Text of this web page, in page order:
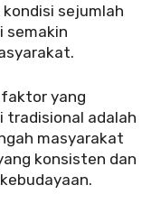
sejumlah
semakin
faktor yang
tradisional adalah
masyarakat
konsisten dan